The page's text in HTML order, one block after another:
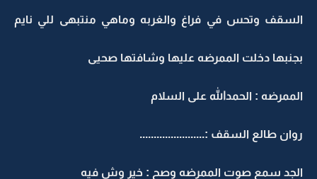
السقف وتحس في فراغ والغربه وماهي منتبهى للي نايم
بجنبها دخلت الممرضه عليها وشافتها صحيى
الممرضه : الحمدالله على السلام
روان طالع السقف :.......................
الجد سمع صوت الممرضه وصح : خير وش فيه